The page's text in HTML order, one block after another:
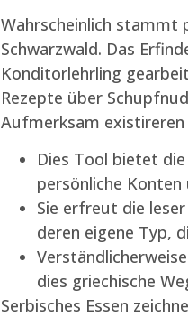
Wahrscheinlich stammt
Schwarzwald. Das
Konditorlehrling
Rezepte über
Aufmerksam existireren
Dies Tool bietet
persönliche
Sie erfreut die
deren eigene Typ,
dies griechische
Serbisches Essen